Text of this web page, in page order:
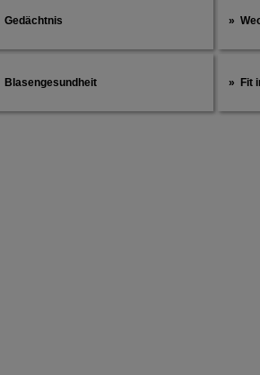
Gedächtnis
Blasengesundheit Fit